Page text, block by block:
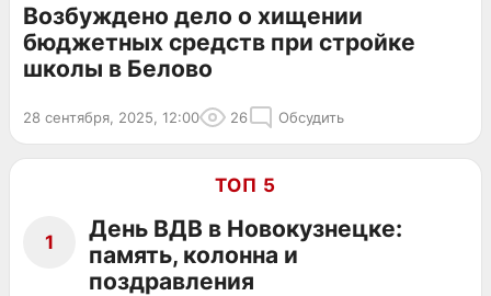
Возбуждено дело о хищении
бюджетных средств при стройке
школы в Белово
28 сентября, 2025, 12:00 26 Обсудить
ТОП 5
1
День ВДВ в Новокузнецке:
память, колонна и
поздравления